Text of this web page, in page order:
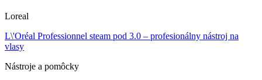
Loreal
L\'Oréal Professionnel steam pod 3.0 – profesionálny nástroj na
vlasy
Nástroje a pomôcky